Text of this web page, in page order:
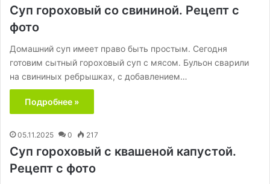
Суп гороховый со свининой. Рецепт с
фото
Домашний суп имеет право быть простым. Сегодня
готовим сытный гороховый суп с мясом. Бульон сварили
на свининых ребрышках, с добавлением…
Подробнее »
05.11.2025 0 217
Суп гороховый с квашеной капустой.
Рецепт с фото